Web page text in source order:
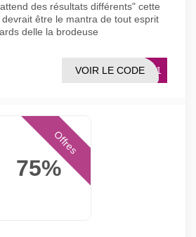
des résultats différents" cette
être le mantra de tout esprit
delle la brodeuse
1001
VOIR LE CODE
75%
Offres